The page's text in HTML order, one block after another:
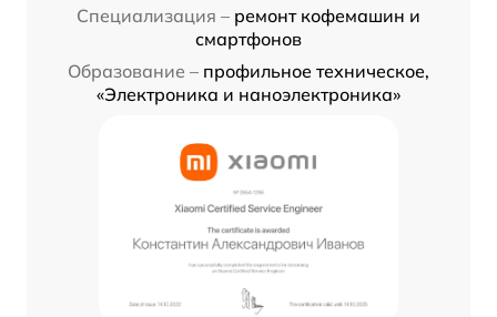
Специализация – ремонт кофемашин и
смартфонов
Образование – профильное техническое,
«Электроника и наноэлектроника»